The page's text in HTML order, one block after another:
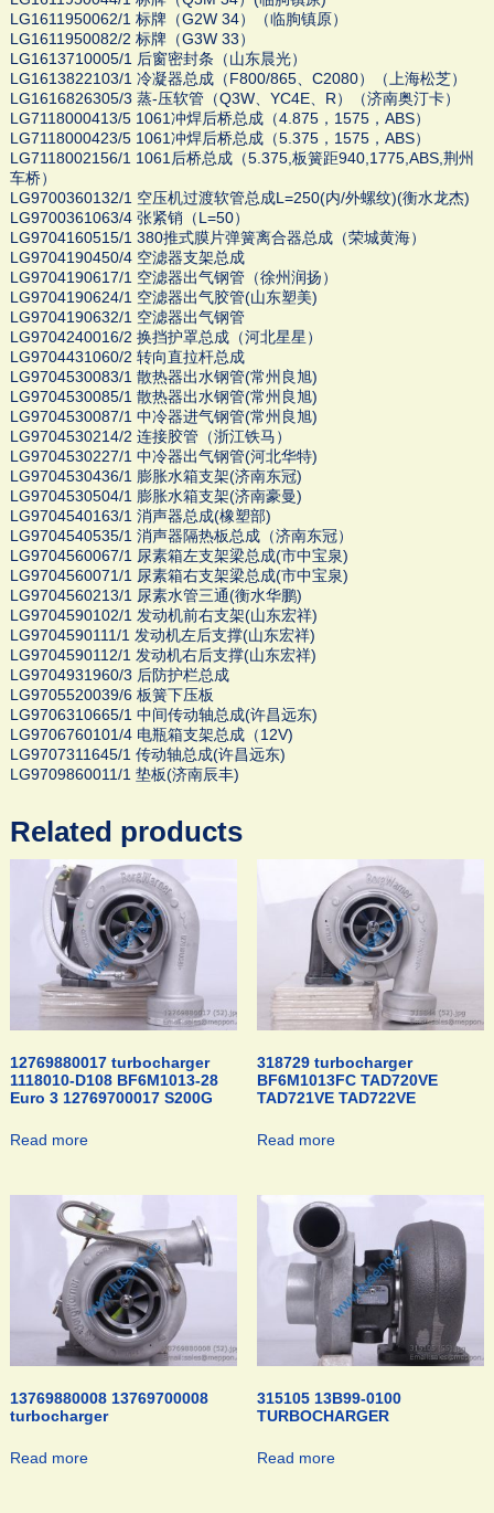
LG1611950062/1 标牌（G2W 34）（临朐镇原）
LG1611950082/2 标牌（G3W 33）
LG1613710005/1 后窗密封条（山东晨光）
LG1613822103/1 冷凝器总成（F800/865、C2080）（上海松芝）
LG1616826305/3 蒸-压软管（Q3W、YC4E、R）（济南奥汀卡）
LG7118000413/5 1061冲焊后桥总成（4.875，1575，ABS）
LG7118000423/5 1061冲焊后桥总成（5.375，1575，ABS）
LG7118002156/1 1061后桥总成（5.375,板簧距940,1775,ABS,荆州
车桥）
LG9700360132/1 空压机过渡软管总成L=250(内/外螺纹)(衡水龙杰)
LG9700361063/4 张紧销（L=50）
LG9704160515/1 380推式膜片弹簧离合器总成（荣城黄海）
LG9704190450/4 空滤器支架总成
LG9704190617/1 空滤器出气钢管（徐州润扬）
LG9704190624/1 空滤器出气胶管(山东塑美)
LG9704190632/1 空滤器出气钢管
LG9704240016/2 换挡护罩总成（河北星星）
LG9704431060/2 转向直拉杆总成
LG9704530083/1 散热器出水钢管(常州良旭)
LG9704530085/1 散热器出水钢管(常州良旭)
LG9704530087/1 中冷器进气钢管(常州良旭)
LG9704530214/2 连接胶管（浙江铁马）
LG9704530227/1 中冷器出气钢管(河北华特)
LG9704530436/1 膨胀水箱支架(济南东冠)
LG9704530504/1 膨胀水箱支架(济南豪曼)
LG9704540163/1 消声器总成(橡塑部)
LG9704540535/1 消声器隔热板总成（济南东冠）
LG9704560067/1 尿素箱左支架梁总成(市中宝泉)
LG9704560071/1 尿素箱右支架梁总成(市中宝泉)
LG9704560213/1 尿素水管三通(衡水华鹏)
LG9704590102/1 发动机前右支架(山东宏祥)
LG9704590111/1 发动机左后支撑(山东宏祥)
LG9704590112/1 发动机右后支撑(山东宏祥)
LG9704931960/3 后防护栏总成
LG9705520039/6 板簧下压板
LG9706310665/1 中间传动轴总成(许昌远东)
LG9706760101/4 电瓶箱支架总成（12V)
LG9707311645/1 传动轴总成(许昌远东)
LG9709860011/1 垫板(济南辰丰)
Related products
12769880017 turbocharger
1118010-D108 BF6M1013-28
Euro 3 12769700017 S200G
Read more
318729 turbocharger
BF6M1013FC TAD720VE
TAD721VE TAD722VE
Read more
13769880008 13769700008
turbocharger
Read more
315105 13B99-0100
TURBOCHARGER
Read more